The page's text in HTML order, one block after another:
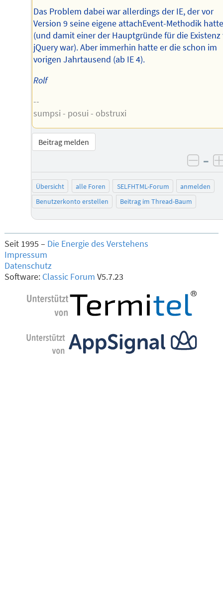
Das Problem dabei war allerdings der IE, der vor
Version 9 seine eigene attachEvent-Methodik
(und damit einer der Hauptgründe für die Existenz
jQuery war). Aber immerhin hatte er die schon im
vorigen Jahrtausend (ab IE 4).
Rolf
--
sumpsi - posui - obstruxi
Beitrag melden
–
Übersicht alle Foren SELFHTML-Forum
anmelden
Benutzerkonto erstellen
Beitrag im Thread-Baum
Seit 1995 – Die Energie des Verstehens
Impressum
Datenschutz
Software: Classic Forum V5.7.23